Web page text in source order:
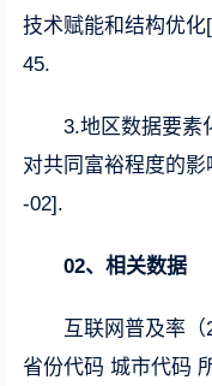
技术赋能和结构优
45.
3.地区数据要素
对共同富裕程度的
-02].
02、相关数据
互联网普及率
省份代码 城市代码